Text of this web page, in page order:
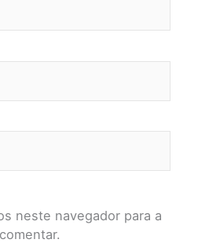
neste navegador para a